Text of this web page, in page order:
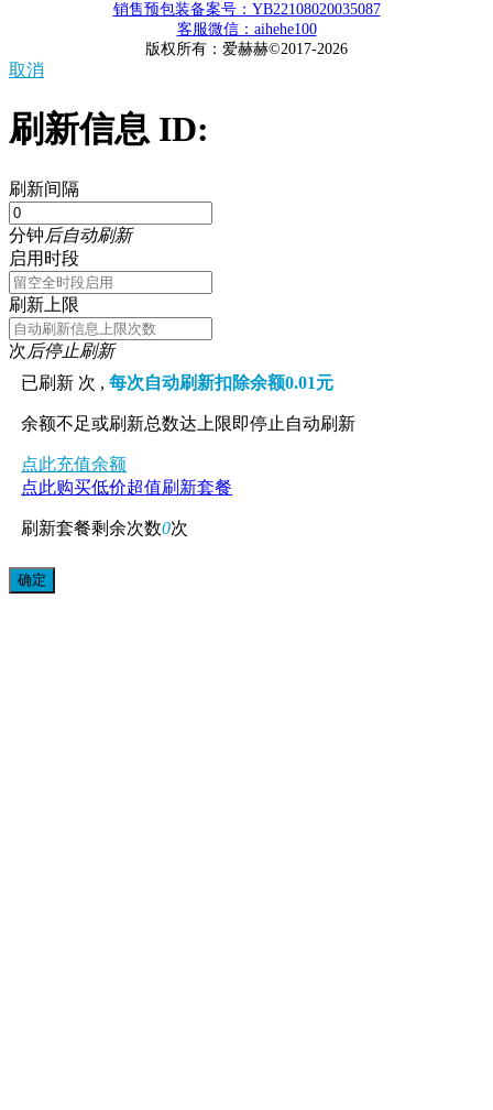
销售预包装备案号：YB22108020035087
客服微信：aihehe100
版权所有：爱赫赫©2017-2026
取消
刷新信息 ID:
刷新间隔
分钟后自动刷新
启用时段
刷新上限
次后停止刷新
已刷新 次 ,每次自动刷新扣除余额0.01元
余额不足或刷新总数达上限即停止自动刷新
点此充值余额
点此购买低价超值刷新套餐
刷新套餐剩余次数0次